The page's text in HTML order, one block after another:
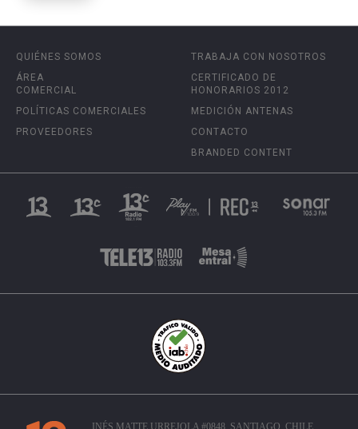
QUIÉNES SOMOS
ÁREA
COMERCIAL
POLÍTICAS COMERCIALES
PROVEEDORES
TRABAJA CON NOSOTROS
CERTIFICADO DE
HONORARIOS 2012
MEDICIÓN ANTENAS
CONTACTO
BRANDED CONTENT
INÉS MATTE URREJOLA #0848, SANTIAGO, CHILE